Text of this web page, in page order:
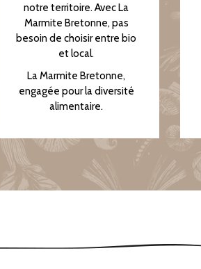
notre territoire. Avec La
Marmite Bretonne, pas
besoin de choisir entre bio
et local.
La Marmite Bretonne,
engagée pour la diversité
alimentaire.